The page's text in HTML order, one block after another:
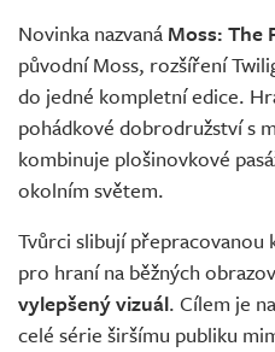
Novinka nazvaná Moss: The
původní Moss, rozšíření
do jedné kompletní edice.
pohádkové dobrodružství s
kombinuje plošinovkové
okolním světem.
Tvůrci slibují přepracovanou
pro hraní na běžných
vylepšený vizuál. Cílem je
celé série širšímu publiku